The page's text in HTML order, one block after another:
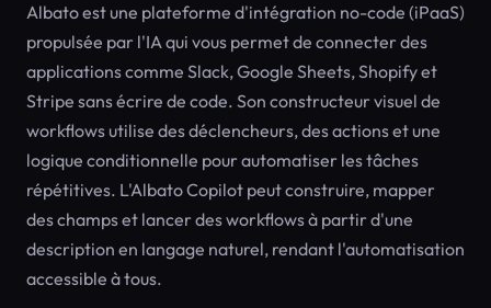
Albato est une plateforme d'intégration no-code (iPaaS)
propulsée par l'IA qui vous permet de connecter des
applications comme Slack, Google Sheets, Shopify et
Stripe sans écrire de code. Son constructeur visuel de
workflows utilise des déclencheurs, des actions et une
logique conditionnelle pour automatiser les tâches
répétitives. L'Albato Copilot peut construire, mapper
des champs et lancer des workflows à partir d'une
description en langage naturel, rendant l'automatisation
accessible à tous.